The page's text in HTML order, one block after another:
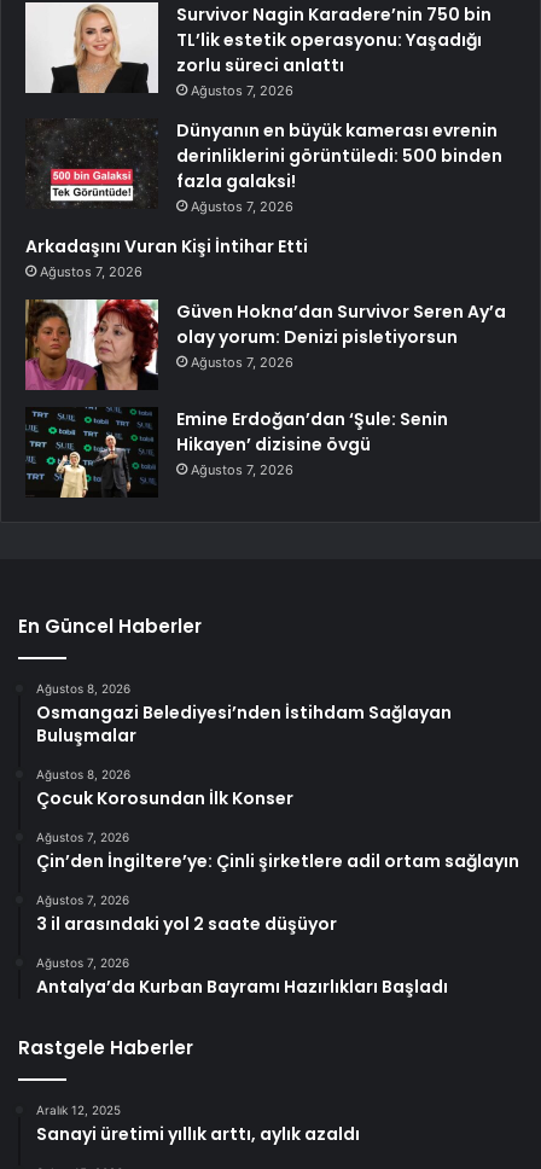
Survivor Nagin Karadere’nin 750 bin
TL’lik estetik operasyonu: Yaşadığı
zorlu süreci anlattı
Ağustos 7, 2026
Dünyanın en büyük kamerası evrenin
derinliklerini görüntüledi: 500 binden
fazla galaksi!
Ağustos 7, 2026
Arkadaşını Vuran Kişi İntihar Etti
Ağustos 7, 2026
Güven Hokna’dan Survivor Seren Ay’a
olay yorum: Denizi pisletiyorsun
Ağustos 7, 2026
Emine Erdoğan’dan ‘Şule: Senin
Hikayen’ dizisine övgü
Ağustos 7, 2026
En Güncel Haberler
Ağustos 8, 2026
Osmangazi Belediyesi’nden İstihdam Sağlayan
Buluşmalar
Ağustos 8, 2026
Çocuk Korosundan İlk Konser
Ağustos 7, 2026
Çin’den İngiltere’ye: Çinli şirketlere adil ortam sağlayın
Ağustos 7, 2026
3 il arasındaki yol 2 saate düşüyor
Ağustos 7, 2026
Antalya’da Kurban Bayramı Hazırlıkları Başladı
Rastgele Haberler
Aralık 12, 2025
Sanayi üretimi yıllık arttı, aylık azaldı